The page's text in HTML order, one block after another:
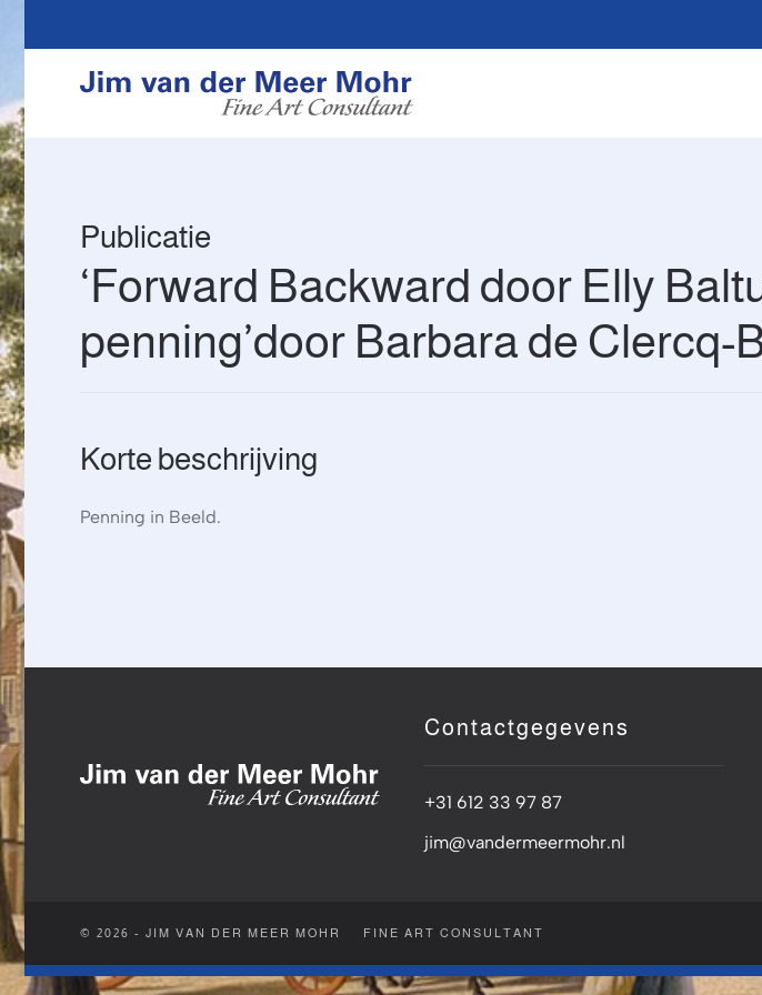
Overslaan en naar de inhoud gaan
Publicatie
‘Forward Backward door Elly
penning’door Barbara de Clercq-
Korte beschrijving
Penning in Beeld.
Contactgegevens
+31 612 33 97 87
jim@vandermeermohr.nl
© 2026 - JIM VAN DER MEER MOHR FINE ART CONSULTANT